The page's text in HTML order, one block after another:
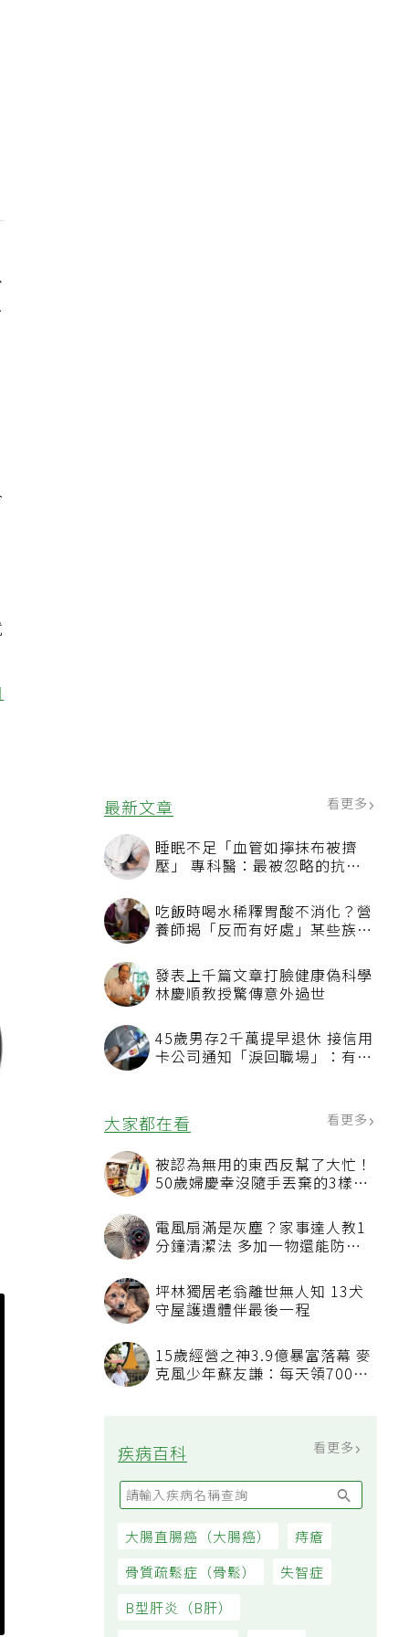
最新文章 看更多
睡眠不足「血管如擰抹布被擠
壓」 專科醫：最被忽略的抗老
吃飯時喝水稀釋胃酸不消化？營
養師揭「反而有好處」某些族群
發表上千篇文章打臉健康偽科學
林慶順教授驚傳意外過世
45歲男存2千萬提早退休 接信用
卡公司通知「淚回職場」：有錢
大家都在看
被認為無用的東西反幫了大忙！
50歲婦慶幸沒隨手丟棄的3樣物
電風扇滿是灰塵？家事達人教1
坪林獨居老翁離世無人知 13犬
守屋護遺體伴最後一程
15歲經營之神3.9億暴富落幕 麥
克風少年蘇友謙：每天領700元
疾病百科